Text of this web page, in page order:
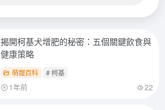
揭開柯基犬增肥的秘密：五個關鍵飲食與
健康策略
萌寵百科 # 柯基
1年前 22